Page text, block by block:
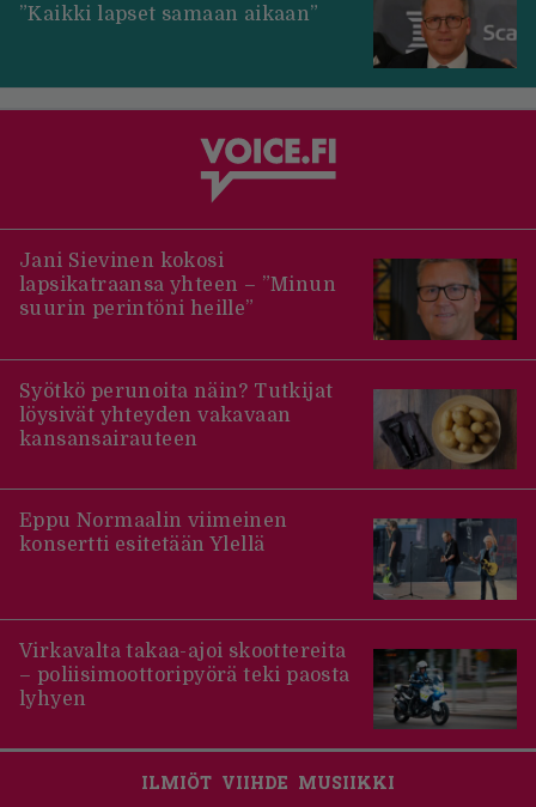
”Kaikki lapset samaan aikaan”
Jani Sievinen kokosi
lapsikatraansa yhteen – ”Minun
suurin perintöni heille”
Syötkö perunoita näin? Tutkijat
löysivät yhteyden vakavaan
kansansairauteen
Eppu Normaalin viimeinen
konsertti esitetään Ylellä
Virkavalta takaa-ajoi skoottereita
– poliisimoottoripyörä teki paosta
lyhyen
ILMIÖT VIIHDE MUSIIKKI